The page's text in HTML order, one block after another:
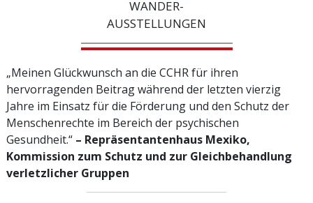
WANDER-
AUSSTELLUNGEN
„Meinen Glückwunsch an die CCHR für ihren
hervorragenden Beitrag während der letzten vierzig
Jahre im Einsatz für die Förderung und den Schutz der
Menschen­rechte im Bereich der psychischen
Gesundheit.“ – Repräsentantenhaus Mexiko,
Kommission zum Schutz und zur Gleichbehandlung
verletzlicher Gruppen